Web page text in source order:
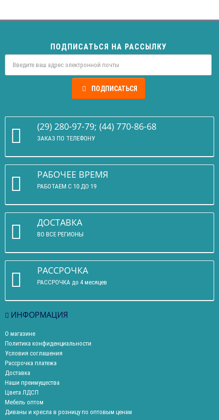
ПОДПИСАТЬСЯ НА РАССЫЛКУ
ПОДПИСАТЬСЯ
(29) 280-97-79; (44) 770-86-68
ЗАКАЗ ПО ТЕЛЕФОНУ
РАБОЧЕЕ ВРЕМЯ
РАБОТАЕМ С 10 ДО 19
ДОСТАВКА
ВО ВСЕ РЕГИОНЫ
РАССРОЧКА
РАССРОЧКА до 4 месяцев
ИНФОРМАЦИЯ
О магазине
Политика конфиденциальности
Условия соглашения
Рассрочка платежа
Доставка
Наши преимущества
Цвета ЛДСП
Мебель оптом
Диваны и кресла в розницу по оптовым ценам